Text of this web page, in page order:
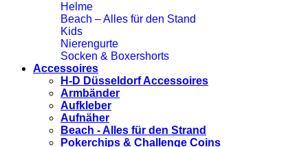
Helme
Beach – Alles für den Stand
Kids
Nierengurte
Socken & Boxershorts
Accessoires
H-D Düsseldorf Accessoires
Armbänder
Aufkleber
Aufnäher
Beach - Alles für den Strand
Pokerchips & Challenge Coins